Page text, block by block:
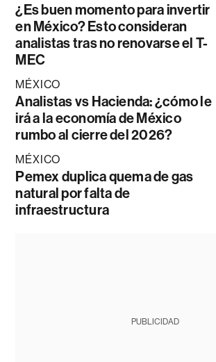
¿Es buen momento para invertir
en México? Esto consideran
analistas tras no renovarse el T-
MEC
MÉXICO
Analistas vs Hacienda: ¿cómo le
irá a la economía de México
rumbo al cierre del 2026?
MÉXICO
Pemex duplica quema de gas
natural por falta de
infraestructura
PUBLICIDAD